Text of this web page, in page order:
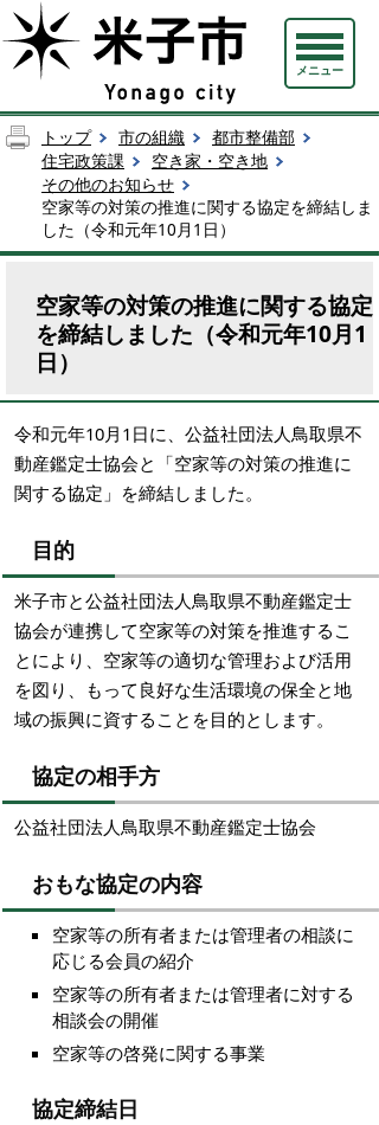
メニュー
トップ 市の組織
都市整備部
住宅政策課
空き家・空き地
その他のお知らせ
空家等の対策の推進に関する協定を締結しま
した（令和元年10月1日）
空家等の対策の推進に関する協定
を締結しました（令和元年10月1
日）
令和元年10月1日に、公益社団法人鳥取県不
動産鑑定士協会と「空家等の対策の推進に
関する協定」を締結しました。
目的
米子市と公益社団法人鳥取県不動産鑑定士
協会が連携して空家等の対策を推進するこ
とにより、空家等の適切な管理および活用
を図り、もって良好な生活環境の保全と地
域の振興に資することを目的とします。
協定の相手方
公益社団法人鳥取県不動産鑑定士協会
おもな協定の内容
空家等の所有者または管理者の相談に
応じる会員の紹介
空家等の所有者または管理者に対する
相談会の開催
空家等の啓発に関する事業
協定締結日